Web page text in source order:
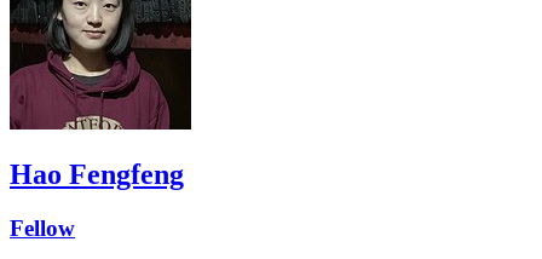
Hao Fengfeng
Fellow